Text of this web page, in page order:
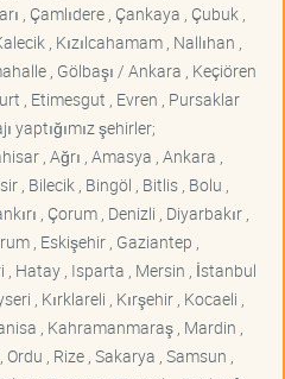
, Çamlıdere , Çankaya , Çubuk ,
, Kızılcahamam , Nallıhan ,
, Gölbaşı / Ankara , Keçiören
, Etimesgut , Evren , Pursaklar
yaptığımız şehirler;
, Ağrı , Amasya , Ankara ,
, Bilecik , Bingöl , Bitlis , Bolu ,
, Çorum , Denizli , Diyarbakır ,
, Eskişehir , Gaziantep ,
, Hatay , Isparta , Mersin , İstanbul
, Kırklareli , Kırşehir , Kocaeli ,
, Kahramanmaraş , Mardin ,
, Rize , Sakarya , Samsun ,